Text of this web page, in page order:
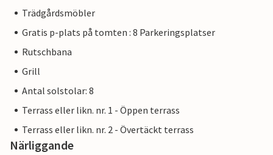
Trädgårdsmöbler
Gratis p-plats på tomten : 8 Parkeringsplatser
Rutschbana
Grill
Antal solstolar: 8
Terrass eller likn. nr. 1 - Öppen terrass
Terrass eller likn. nr. 2 - Övertäckt terrass
Närliggande